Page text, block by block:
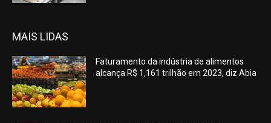
MAIS LIDAS
Faturamento da indústria de alimentos
alcança R$ 1,161 trilhão em 2023, diz Abia